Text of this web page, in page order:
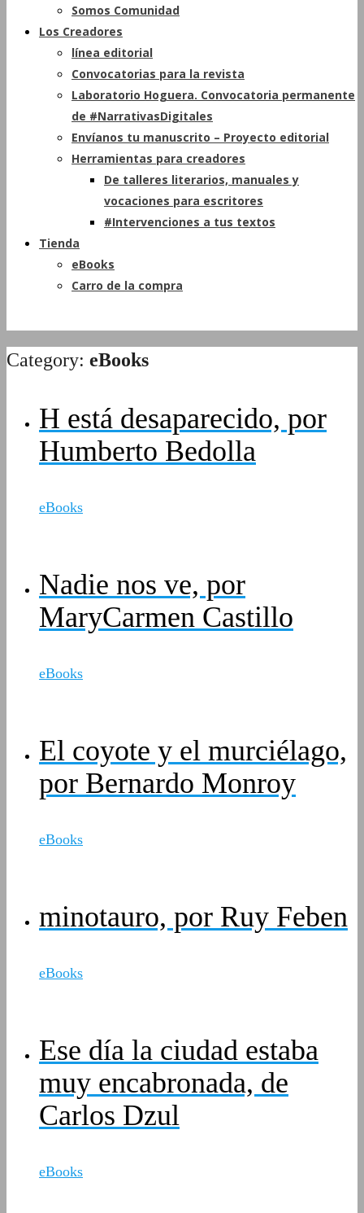
Somos Comunidad
Los Creadores
línea editorial
Convocatorias para la revista
Laboratorio Hoguera. Convocatoria permanente
de #NarrativasDigitales
Envíanos tu manuscrito – Proyecto editorial
Herramientas para creadores
De talleres literarios, manuales y
vocaciones para escritores
#Intervenciones a tus textos
Tienda
eBooks
Carro de la compra
Category: eBooks
H está desaparecido, por
Humberto Bedolla
eBooks
Nadie nos ve, por
MaryCarmen Castillo
eBooks
El coyote y el murciélago,
por Bernardo Monroy
eBooks
minotauro, por Ruy Feben
eBooks
Ese día la ciudad estaba
muy encabronada, de
Carlos Dzul
eBooks